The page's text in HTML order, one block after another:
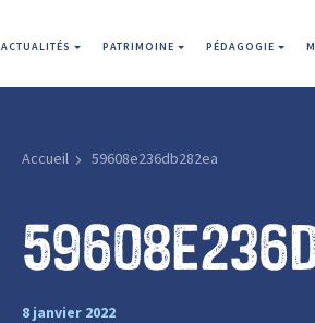
ACTUALITÉS PATRIMOINE PÉDAGOGIE
Accueil 59608e236db282ea
8 janvier 2022